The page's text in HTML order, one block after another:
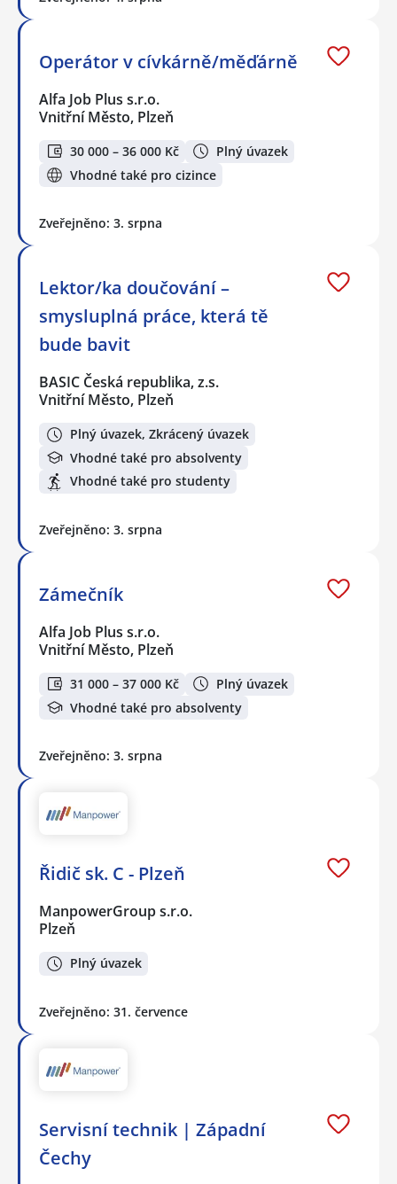
Operátor v cívkárně/měďárně
Alfa Job Plus s.r.o.
Vnitřní Město, Plzeň
30 000 – 36 000 Kč
Plný úvazek
Vhodné také pro cizince
Zveřejněno: 3. srpna
Lektor/ka doučování –
smysluplná práce, která tě
bude bavit
BASIC Česká republika, z.s.
Vnitřní Město, Plzeň
Plný úvazek, Zkrácený úvazek
Vhodné také pro absolventy
Vhodné také pro studenty
Zveřejněno: 3. srpna
Zámečník
Alfa Job Plus s.r.o.
Vnitřní Město, Plzeň
31 000 – 37 000 Kč
Plný úvazek
Vhodné také pro absolventy
Zveřejněno: 3. srpna
Řidič sk. C - Plzeň
ManpowerGroup s.r.o.
Plzeň
Plný úvazek
Zveřejněno: 31. července
Servisní technik | Západní
Čechy